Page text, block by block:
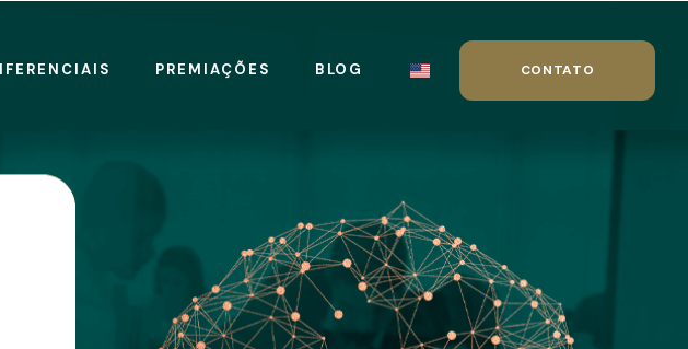
PREMIAÇÕES BLOG CONTATO